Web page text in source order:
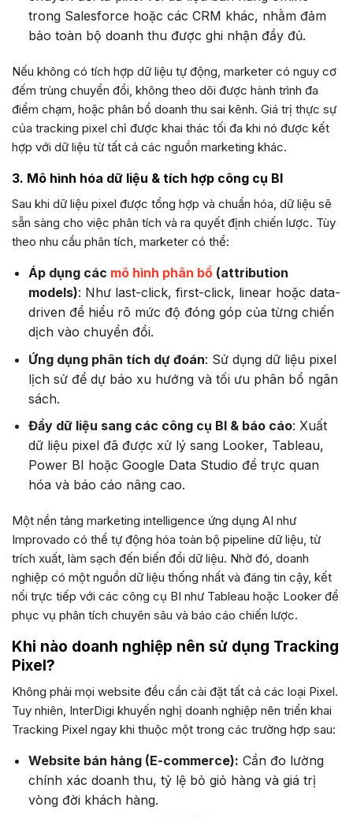
trong Salesforce hoặc các CRM khác, nhằm đảm
bảo toàn bộ doanh thu được ghi nhận đầy đủ.
Nếu không có tích hợp dữ liệu tự động, marketer có nguy cơ
đếm trùng chuyển đổi, không theo dõi được hành trình đa
điểm chạm, hoặc phân bổ doanh thu sai kênh. Giá trị thực sự
của tracking pixel chỉ được khai thác tối đa khi nó được kết
hợp với dữ liệu từ tất cả các nguồn marketing khác.
3. Mô hình hóa dữ liệu & tích hợp công cụ BI
Sau khi dữ liệu pixel được tổng hợp và chuẩn hóa, dữ liệu sẽ
sẵn sàng cho việc phân tích và ra quyết định chiến lược. Tùy
theo nhu cầu phân tích, marketer có thể:
Áp dụng các mô hình phân bổ(attribution
models): Như last-click, first-click, linear hoặc data-
driven để hiểu rõ mức độ đóng góp của từng chiến
dịch vào chuyển đổi.
Ứng dụng phân tích dự đoán: Sử dụng dữ liệu pixel
lịch sử để dự báo xu hướng và tối ưu phân bổ ngân
sách.
Đẩy dữ liệu sang các công cụ BI & báo cáo: Xuất
dữ liệu pixel đã được xử lý sang Looker, Tableau,
Power BI hoặc Google Data Studio để trực quan
hóa và báo cáo nâng cao.
Một nền tảng marketing intelligence ứng dụng AI như
Improvado có thể tự động hóa toàn bộ pipeline dữ liệu, từ
trích xuất, làm sạch đến biến đổi dữ liệu. Nhờ đó, doanh
nghiệp có một nguồn dữ liệu thống nhất và đáng tin cậy, kết
nối trực tiếp với các công cụ BI như Tableau hoặc Looker để
phục vụ phân tích chuyên sâu và báo cáo chiến lược.
Khi nào doanh nghiệp nên sử dụng Tracking
Pixel?
Không phải mọi website đều cần cài đặt tất cả các loại Pixel.
Tuy nhiên, InterDigi khuyến nghị doanh nghiệp nên triển khai
Tracking Pixel ngay khi thuộc một trong các trường hợp sau:
Website bán hàng (E-commerce): Cần đo lường
chính xác doanh thu, tỷ lệ bỏ giỏ hàng và giá trị
vòng đời khách hàng.